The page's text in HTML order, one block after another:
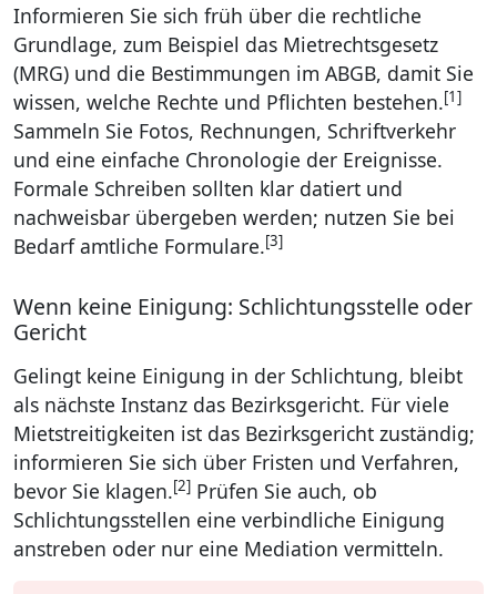
Informieren Sie sich früh über die rechtliche
Grundlage, zum Beispiel das Mietrechtsgesetz
(MRG) und die Bestimmungen im ABGB, damit Sie
wissen, welche Rechte und Pflichten bestehen.[1]
Sammeln Sie Fotos, Rechnungen, Schriftverkehr
und eine einfache Chronologie der Ereignisse.
Formale Schreiben sollten klar datiert und
nachweisbar übergeben werden; nutzen Sie bei
Bedarf amtliche Formulare.[3]
Wenn keine Einigung: Schlichtungsstelle oder
Gericht
Gelingt keine Einigung in der Schlichtung, bleibt
als nächste Instanz das Bezirksgericht. Für viele
Mietstreitigkeiten ist das Bezirksgericht zuständig;
informieren Sie sich über Fristen und Verfahren,
bevor Sie klagen.[2] Prüfen Sie auch, ob
Schlichtungsstellen eine verbindliche Einigung
anstreben oder nur eine Mediation vermitteln.